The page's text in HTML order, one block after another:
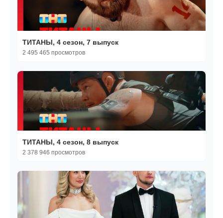
ТИТАНЫ, 4 сезон, 7 выпуск
2 495 465 просмотров
ТИТАНЫ, 4 сезон, 8 выпуск
2 378 946 просмотров